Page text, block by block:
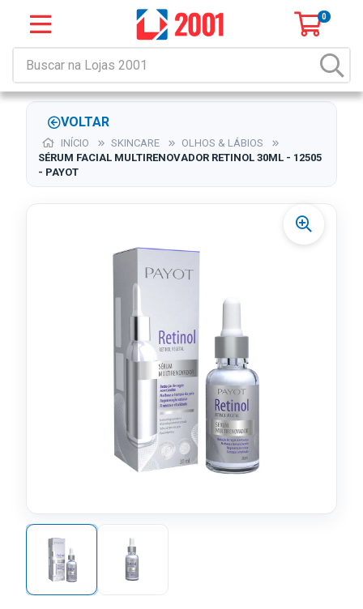
0
VOLTAR
INÍCIO SKINCARE
OLHOS & LÁBIOS
SÉRUM FACIAL MULTIRENOVADOR RETINOL 30ML - 12505
- PAYOT